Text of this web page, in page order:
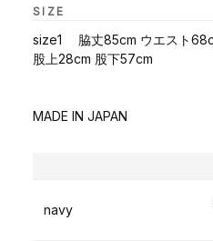
SIZE
size1 脇丈85cm ウエスト
股上28cm 股下57cm
MADE IN JAPAN
navy